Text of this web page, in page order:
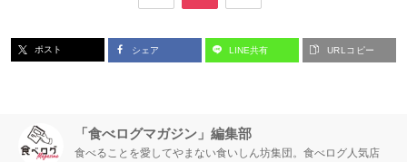
ジ ジ ジ
ポスト シェア LINE共有 URLコピー
「食べログマガジン」編集部
食べることを愛してやまない食いしん坊集団。食べログ人気店